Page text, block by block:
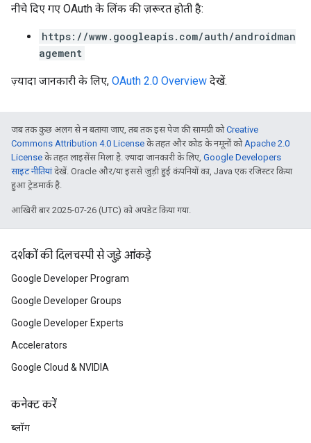
नीचे दिए गए OAuth के लिंक की ज़रूरत हाेती है:
https://www.googleapis.com/auth/androidman
agement
ज़्यादा जानकारी के लिए, OAuth 2.0 Overview देखें.
जब तक कुछ अलग से न बताया जाए, तब तक इस पेज की सामग्री कोCreative
Commons Attribution 4.0 License के तहत और कोड के नमूनों कोApache 2.0
License के तहत लाइसेंस मिला है. ज़्यादा जानकारी के लिए, Google Developers
साइट नीतियांदेखें. Oracle और/या इससे जुड़ी हुई कंपनियों का, Java एक रजिस्टर किया
हुआ ट्रेडमार्क है.
आखिरी बार 2025-07-26 (UTC) को अपडेट किया गया.
दर्शकों की दिलचस्पी से जुड़े आंकड़े
Google Developer Program
Google Developer Groups
Google Developer Experts
Accelerators
Google Cloud & NVIDIA
कनेक्ट करें
ब्लॉग